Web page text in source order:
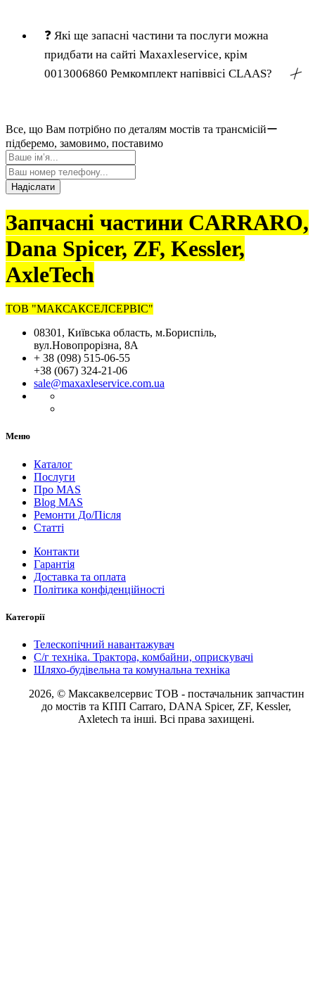
❓ Які ще запасні частини та послуги можна
придбати на сайті Maxaxleservice, крім
0013006860 Ремкомплект напіввісі CLAAS?
╳
Все, що Вам потрібно по деталям мостів та трансмісійー
підберемо, замовимо, поставимо
Надіслати
Запчасні частини CARRARO,
Dana Spicer, ZF, Kessler,
AxleTech
ТОВ "МАКСАКСЕЛСЕРВІС"
08301, Київська область, м.Бориспіль,
вул.Новопрорізна, 8А
+ 38 (098) 515-06-55
+38 (067) 324-21-06
sale@maxaxleservice.com.ua
Меню
Каталог
Послуги
Про MAS
Blog MAS
Ремонти До/Після
Статті
Контакти
Гарантія
Доставка та оплата
Політика конфіденційності
Категорії
Телескопічний навантажувач
С/г техніка. Трактора, комбайни, оприскувачі
Шляхо-будівельна та комунальна техніка
2026, © Максаквелсервис ТОВ - постачальник запчастин
до мостів та КПП Carraro, DANA Spicer, ZF, Kessler,
Axletech та інші. Всі права захищені.